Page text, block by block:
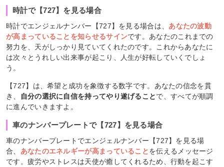
時計で【727】を見る場合
時計でエンジェルナンバー【727】を見る場合は、 あなたの波動
が高まっていることを知らせるサインです。あなたのこれまでの
努力を、天がしっかり見ていてくれたのです。これからあなたに
は次々とうれしい出来事が起こり、人生が好転していくでしょ
う。
【727】は、希望と成功を象徴する数字です。あなたの信念を貫
き、
自分の選択に自信を持ってやり遂げることで、すべてが順調
に進んでいきますよ。
車のナンバープレートで【727】を見る場合
車のナンバープレートでエンジェルナンバー【727】を見る場
合、 あなたのエネルギーが高まっていることを伝えるメッセージ
です。疲労やストレスは天使が癒してくれるため、行動を起こす